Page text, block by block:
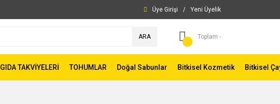
Üye Girişi / Yeni Üyelik
ARA Toplam -
GIDA TAKVİYELERİ TOHUMLAR Doğal Sabunlar Bitkisel Kozmetik Bitkisel